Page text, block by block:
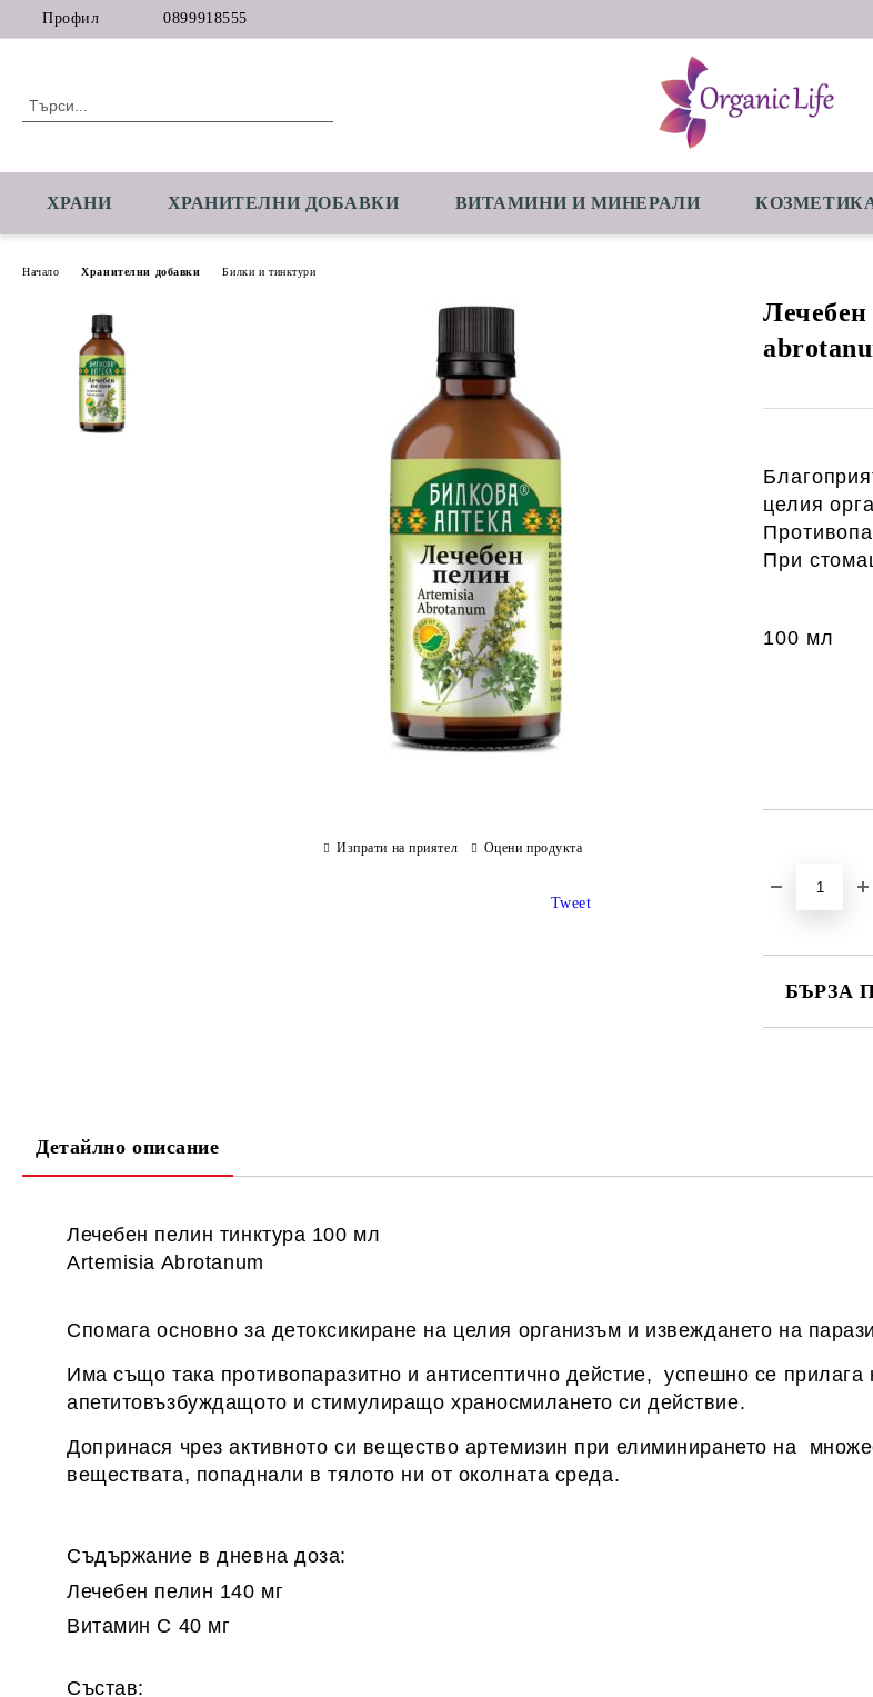
Профил 0899918555
ХРАНИ ХРАНИТЕЛНИ ДОБАВКИ ВИТАМИНИ И МИНЕРАЛИ
Начало Хранителни добавки Билки и тинктури
целия
При
100 мл
БЪРЗА
Изпрати на приятел Оцени продукта
Tweet
Детайлно описание
Лечебен пелин тинктура 100 мл
Artemisia Abrotanum
Спомага основно за дeтоксикиране на целия организъм и извеждането на
Има също така противопаразитно и антисептично дейстие, успешно се
апетитовъзбуждащото и стимулиращо храносмилането си действие.
Допринася чрез активното си вещество артемизин при елиминирането на
веществата, попаднали в тялото ни от околната среда.
Съдържание в дневна доза:
Лечебен пелин 140 мг
Витамин С 40 мг
Състав: